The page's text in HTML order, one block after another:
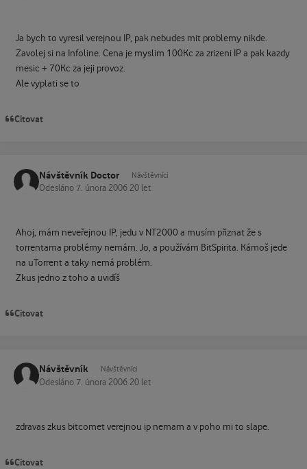
Ja bych to vyresil verejnou IP, pak nebudes mit problemy nikde.
Zavolej si na Infoline. Cena je myslim 100Kc za zrizeni IP a pak kazdy
mesic + 70Kc za jeji provoz.
Ale vyplati se to
Citovat
Návštěvník Doctor Návštěvníci
Odesláno 7. února 2006 20 let
Ahoj, mám neveřejnou IP, jedu v NT2000 a musím přiznat že s
torrentama problémy nemám. Jo, a používám BitSpirita. Kámoš jede
na uTorrent a taky nemá problém.
Zkus jedno z toho a uvidíš
Citovat
Návštěvník Návštěvníci
Odesláno 7. února 2006 20 let
zdravas zkus bitcomet verejnou ip nemam a v poho mi to slape.
Citovat